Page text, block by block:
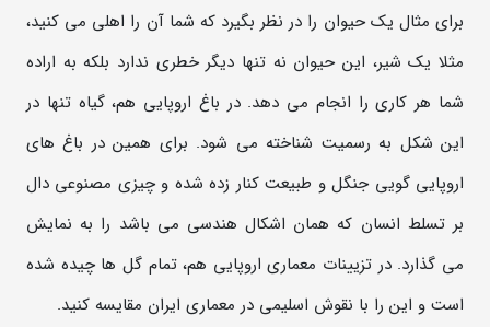
برای مثال یک حیوان را در نظر بگیرد که شما آن را اهلی می کنید،
مثلا یک شیر، این حیوان نه تنها دیگر خطری ندارد بلکه به اراده
شما هر کاری را انجام می دهد. در باغ اروپایی هم، گیاه تنها در
این شکل به رسمیت شناخته می شود. برای همین در باغ های
اروپایی گویی جنگل و طبیعت کنار زده شده و چیزی مصنوعی دال
بر تسلط انسان که همان اشکال هندسی می باشد را به نمایش
می گذارد. در تزیینات معماری اروپایی هم، تمام گل ها چیده شده
است و این را با نقوش اسلیمی در معماری ایران مقایسه کنید.